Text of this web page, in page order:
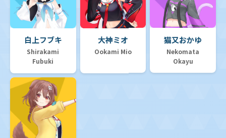
白上フブキ
Shirakami
Fubuki
大神ミオ
Ookami Mio
猫又おかゆ
Nekomata
Okayu